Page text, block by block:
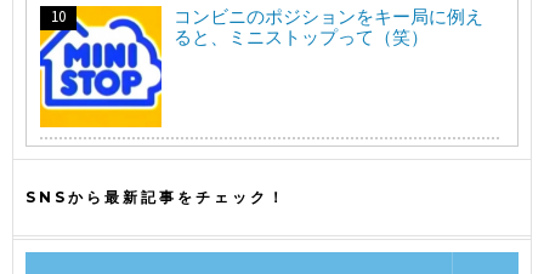
コンビニのポジションをキー局に例え
ると、ミニストップって（笑）
SNSから最新記事をチェック！